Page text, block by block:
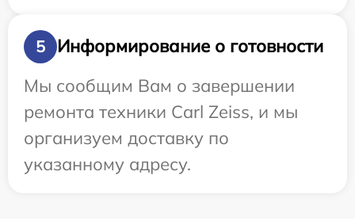
5
Информирование о готовности
Мы сообщим Вам о завершении
ремонта техники Carl Zeiss, и мы
организуем доставку по
указанному адресу.